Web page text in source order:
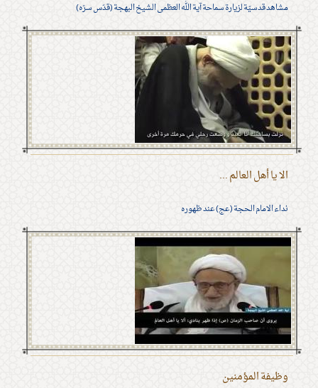
مشاهد قدسيّة لزيارة سماحة آية الله العظمى الشيخ البهجة (قدّس سرّه)
الا يا أهل العالم ...
نداء الامام الحجة (عج) عند ظهوره
وظيفة المؤمنين